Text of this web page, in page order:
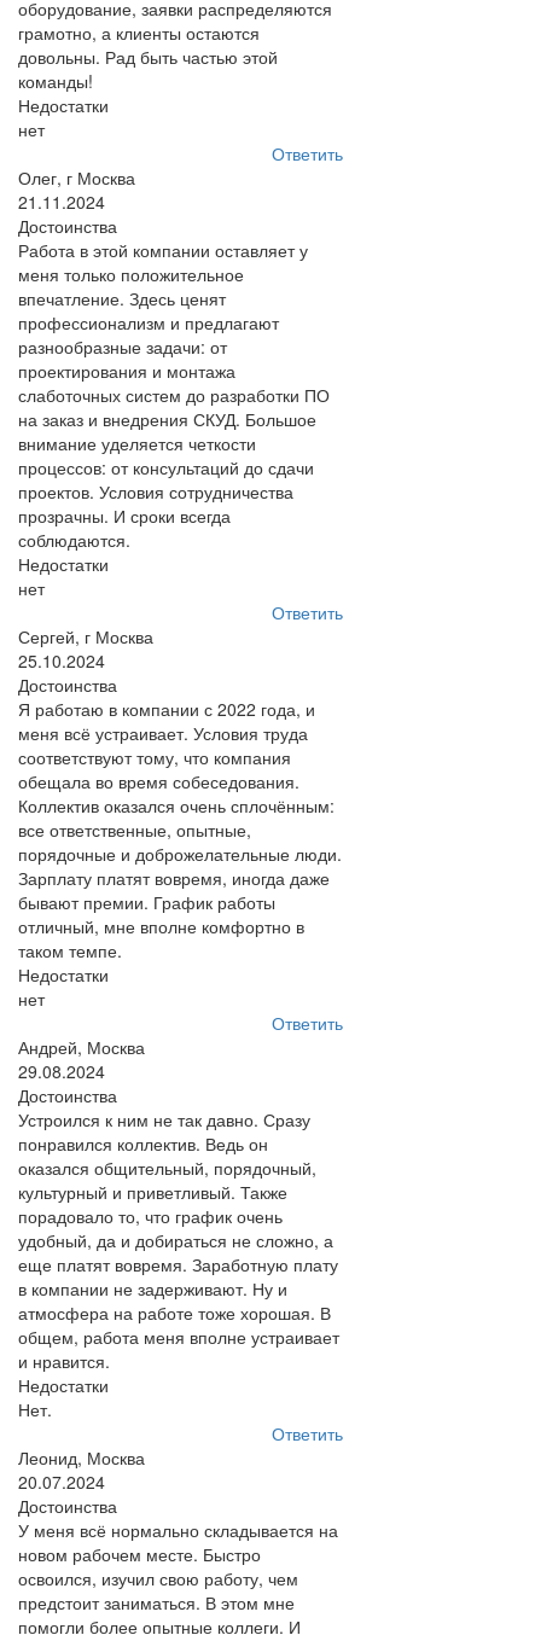
оборудование, заявки распределяются
грамотно, а клиенты остаются
довольны. Рад быть частью этой
команды!
Недостатки
нет
Ответить
Олег, г Москва
21.11.2024
Достоинства
Работа в этой компании оставляет у
меня только положительное
впечатление. Здесь ценят
профессионализм и предлагают
разнообразные задачи: от
проектирования и монтажа
слаботочных систем до разработки ПО
на заказ и внедрения СКУД. Большое
внимание уделяется четкости
процессов: от консультаций до сдачи
проектов. Условия сотрудничества
прозрачны. И сроки всегда
соблюдаются.
Недостатки
нет
Ответить
Сергей, г Москва
25.10.2024
Достоинства
Я работаю в компании с 2022 года, и
меня всё устраивает. Условия труда
соответствуют тому, что компания
обещала во время собеседования.
Коллектив оказался очень сплочённым:
все ответственные, опытные,
порядочные и доброжелательные люди.
Зарплату платят вовремя, иногда даже
бывают премии. График работы
отличный, мне вполне комфортно в
таком темпе.
Недостатки
нет
Ответить
Андрей, Москва
29.08.2024
Достоинства
Устроился к ним не так давно. Сразу
понравился коллектив. Ведь он
оказался общительный, порядочный,
культурный и приветливый. Также
порадовало то, что график очень
удобный, да и добираться не сложно, а
еще платят вовремя. Заработную плату
в компании не задерживают. Ну и
атмосфера на работе тоже хорошая. В
общем, работа меня вполне устраивает
и нравится.
Недостатки
Нет.
Ответить
Леонид, Москва
20.07.2024
Достоинства
У меня всё нормально складывается на
новом рабочем месте. Быстро
освоился, изучил свою работу, чем
предстоит заниматься. В этом мне
помогли более опытные коллеги. И